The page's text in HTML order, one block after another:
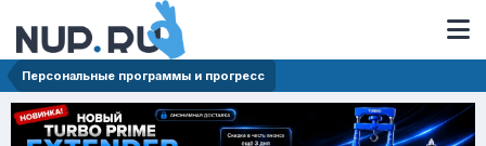
Персональные программы и прогресс